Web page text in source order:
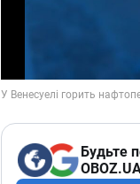
Будьте